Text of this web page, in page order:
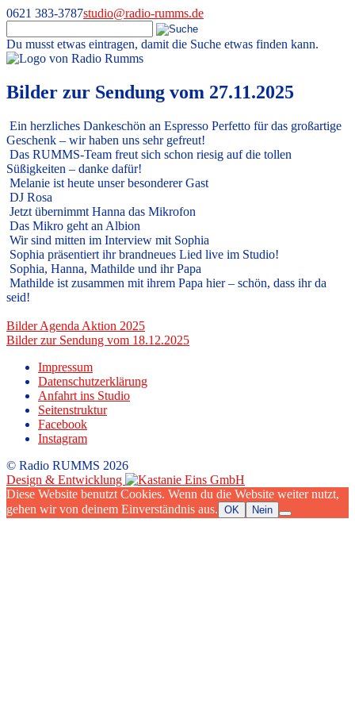
0621 383-3787studio@radio-rumms.de
Du musst etwas eintragen, damit die Suche etwas finden kann.
Skip
content
Radio RUMMS
Radio RUMMS ist ein Radioprojekt mit und für kranke Kinder und
Jugendliche in der Universitätsmedizin Mannheim.
Bilder zur Sendung vom 27.11.2025
Ein herzliches Dankeschön an Espresso Perfetto für das großartige
Geschenk – wir haben uns sehr gefreut!
Das RUMMS‑Team freut sich schon riesig auf die tollen
Süßigkeiten – danke dafür!
Melanie ist heute unser besonderer Gast
DJ Rosa
Jetzt übernimmt Hanna das Mikrofon
Das Mikro geht an Albion
Wir sind mitten im Interview mit Sophia
Sophia präsentiert ihr brandneues Lied live im Studio!
Sophia, Hanna, Mathilde und ihr Papa
Mathilde ist zusammen mit ihrem Papa hier – schön, dass ihr da
seid!
Beitragsnavigation
Bilder Agenda Aktion 2025
Bilder zur Sendung vom 18.12.2025
Impressum
Datenschutzerklärung
Anfahrt ins Studio
Seitenstruktur
Facebook
Instagram
© Radio RUMMS 2026
Design & Entwicklung
Diese Website benutzt Cookies. Wenn du die Website weiter nutzt,
gehen wir von deinem Einverständnis aus. OK Nein